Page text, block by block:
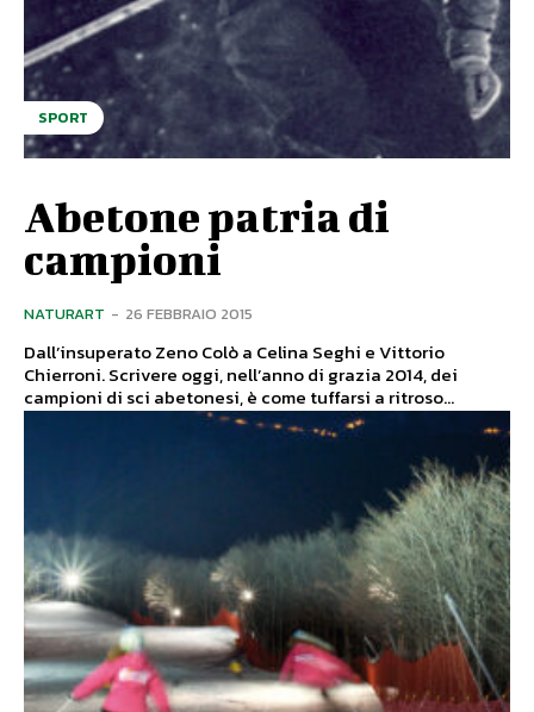
SPORT
Abetone patria di
campioni
NATURART - 26 FEBBRAIO 2015
Dall’insuperato Zeno Colò a Celina Seghi e Vittorio
Chierroni. Scrivere oggi, nell’anno di grazia 2014, dei
campioni di sci abetonesi, è come tuffarsi a ritroso...